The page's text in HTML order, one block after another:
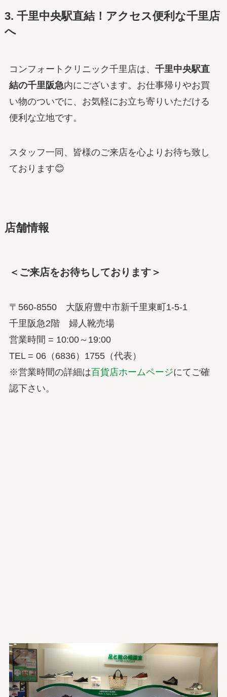
3. 千里中央駅直結！アクセス便利な千里店
へ
コンフォートクリニック千里店は、 千里中央駅直
結の千里阪急内にございます。お仕事帰りやお買
い物のついでに、お気軽にお立ち寄りいただける
便利な立地です。
スタッフ一同、皆様のご来店を心よりお待ち致し
ております😊
店舗情報
＜ご来店をお待ちしております＞
〒560-8550 大阪府豊中市新千里東町1-5-1
千里阪急2階 婦人靴売場
営業時間 = 10:00～19:00
TEL = 06（6836）1755（代表）
※営業時間の詳細は百貨店ホームページにてご確
認下さい。